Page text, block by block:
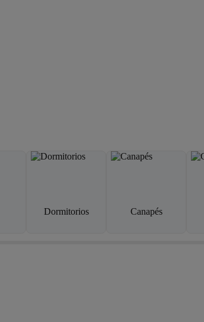
Dormitorios Canapés